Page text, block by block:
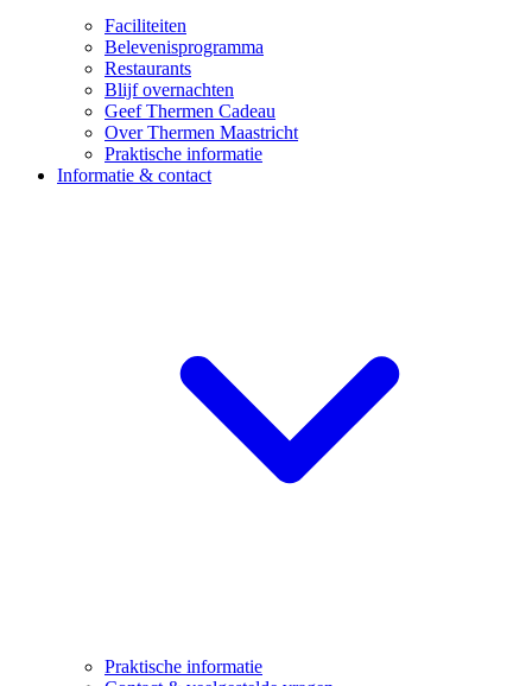
Faciliteiten
Belevenisprogramma
Restaurants
Blijf overnachten
Geef Thermen Cadeau
Over Thermen Maastricht
Praktische informatie
Informatie & contact
Praktische informatie